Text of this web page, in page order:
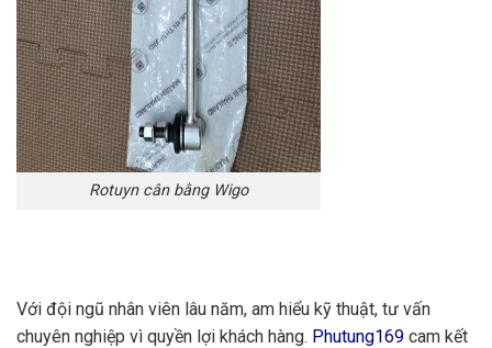
Rotuyn cân bằng Wigo
Với đội ngũ nhân viên lâu năm, am hiểu kỹ thuật, tư vấn
chuyên nghiệp vì quyền lợi khách hàng. Phutung169 cam kết